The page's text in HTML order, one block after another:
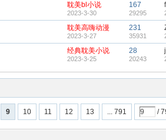
耽美bl小说
2023-3-30
167
29295
耽美高嗨动漫
2023-3-27
231
35931
经典耽美小说
2023-3-25
28
20243
9 10 11 12 13 ... 791 /